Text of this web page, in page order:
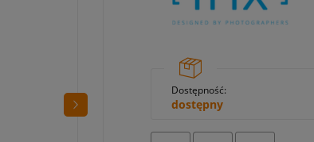
Dostępność:
dostępny